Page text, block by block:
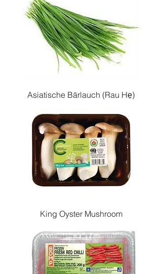
Asiatische Bärlauch (Rau Hẹ)
King Oyster Mushroom